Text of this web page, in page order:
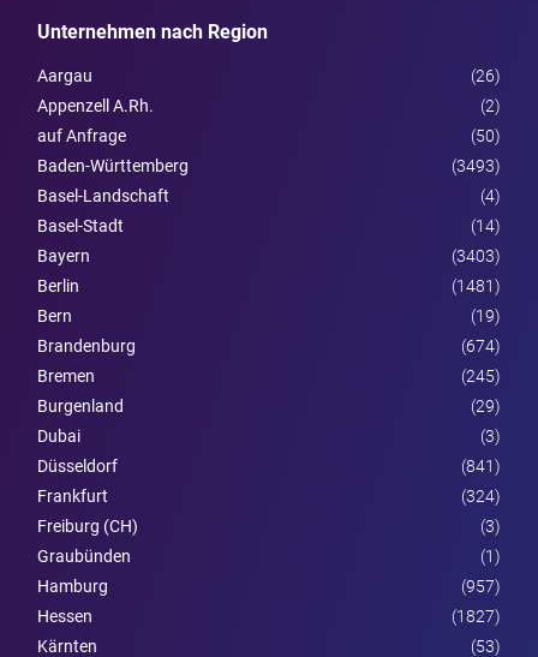
Unternehmen nach Region
Aargau
(26)
Appenzell A.Rh.
(2)
auf Anfrage
(50)
Baden-Württemberg
(3493)
Basel-Landschaft
(4)
Basel-Stadt
(14)
Bayern
(3403)
Berlin
(1481)
Bern
(19)
Brandenburg
(674)
Bremen
(245)
Burgen­land
(29)
Dubai
(3)
Düsseldorf
(841)
Frankfurt
(324)
Freiburg (CH)
(3)
Graubünden
(1)
Hamburg
(957)
Hessen
(1827)
Kärnten
(53)